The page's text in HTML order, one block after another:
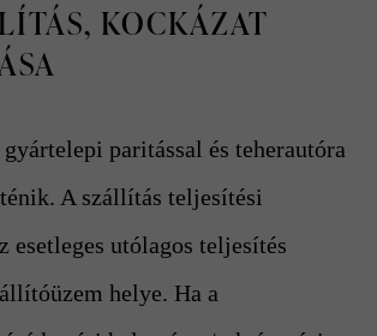
KOCKÁZAT
paritással és teherautóra
A szállítás teljesítési
esetleges utólagos teljesítés
helye. Ha a